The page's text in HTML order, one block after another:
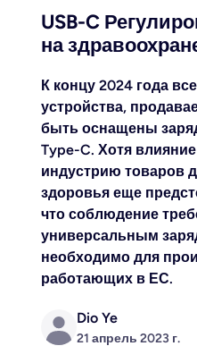
USB-C
на
К концу 2024 года
устройства,
быть оснащены
Type-C. Хотя
индустрию товаров
здоровья еще
что соблюдение
универсальным
необходимо для
работающих в ЕС.
Dio Ye
21 апрель 2023 г.